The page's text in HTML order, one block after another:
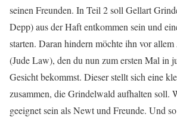
seinen Freunden. In Teil 2 soll Gellart
Depp) aus der Haft entkommen sein und
starten. Daran hindern möchte ihn vor
(Jude Law), den du nun zum ersten Mal in
Gesicht bekommst. Dieser stellt sich eine
zusammen, die Grindelwald aufhalten soll.
geeignet sein als Newt und Freunde. Und